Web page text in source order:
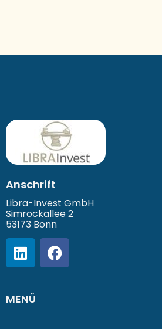
Anschrift
Libra-Invest GmbH
Simrockallee 2
53173 Bonn
MENÜ